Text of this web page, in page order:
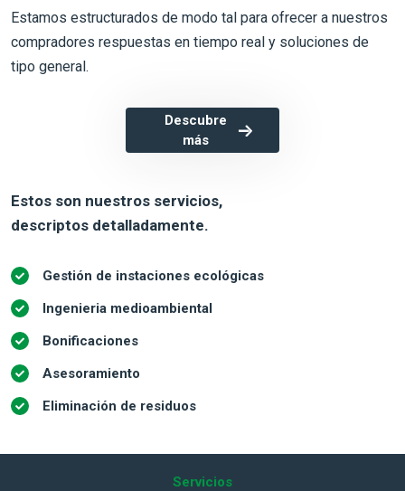
Estamos estructurados de modo tal para ofrecer a nuestros
compradores respuestas en tiempo real y soluciones de
tipo general.
Descubre
más
Estos son nuestros servicios,
descriptos detalladamente.
Gestión de instaciones ecológicas
Ingenieria medioambiental
Bonificaciones
Asesoramiento
Eliminación de residuos
Servicios